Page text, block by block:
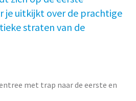
je uitkijkt over de prachtige
straten van de
met trap naar de eerste en